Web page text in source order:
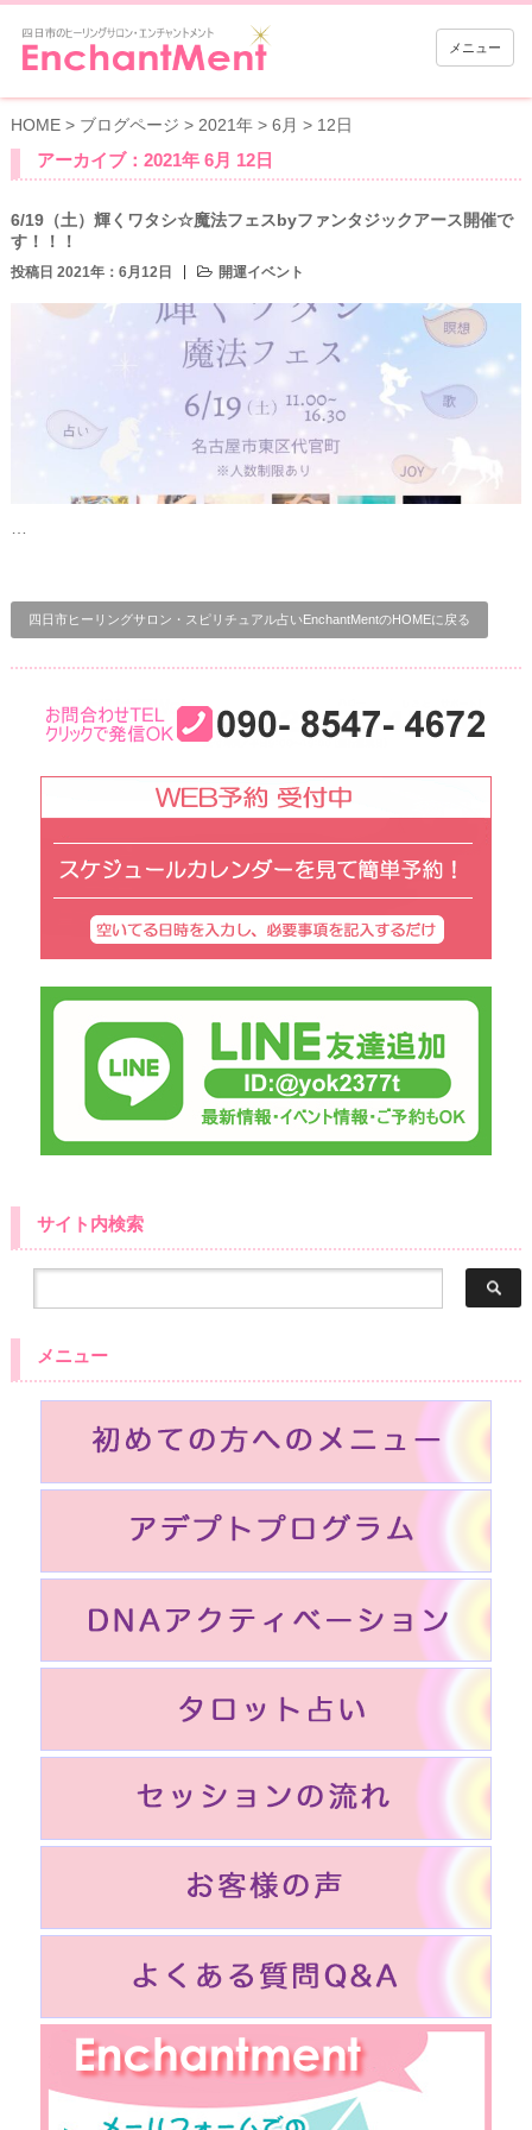
メニュー
HOME> ブログページ > 2021年> 6月 > 12日
アーカイブ：2021年 6月 12日
6/19（土）輝くワタシ☆魔法フェスbyファンタジックアース開催で
す！！！
投稿日 2021年：6月12日 開運イベント
…
四日市ヒーリングサロン・スピリチュアル占いEnchantMentのHOMEに戻る
サイト内検索
メニュー